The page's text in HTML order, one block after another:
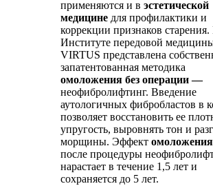
применяются и в эстетической
медицине для профилактики и
коррекции признаков старения.
Институте передовой
VIRTUS представлена
запатентованная методика
омоложения без операции —
неофибролифтинг. Введение
аутологичных фибробластов в
позволяет восстановить ее
упругость, выровнять тон и
морщины. Эффект
после процедуры
нарастает в течение 1,5 лет и
сохраняется до 5 лет.